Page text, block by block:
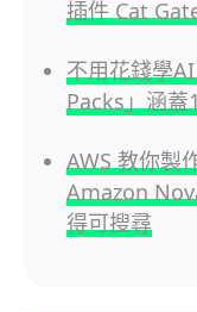
插件 Cat
不用花錢學
Packs」涵
AWS 教你製
Amazon
得可搜尋